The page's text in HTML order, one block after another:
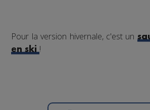
Pour la version hivernale, c'est un
en ski!